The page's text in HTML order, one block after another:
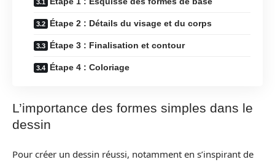
Étape 2 : Détails du visage et du corps
Étape 3 : Finalisation et contour
Étape 4 : Coloriage
L’importance des formes simples dans le
dessin
Pour créer un dessin réussi, notamment en s’inspirant de